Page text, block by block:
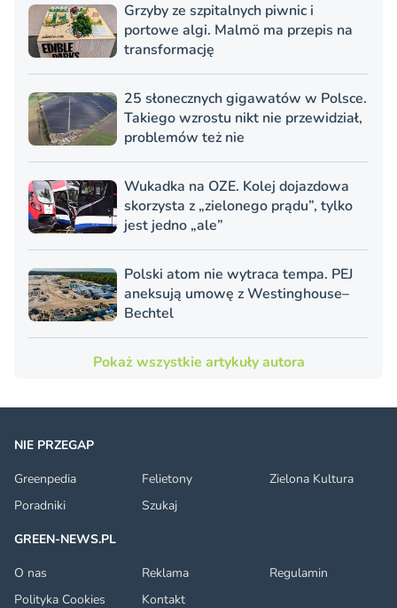
Grzyby ze szpitalnych piwnic i
portowe algi. Malmö ma przepis na
transformację
25 słonecznych gigawatów w Polsce.
Takiego wzrostu nikt nie przewidział,
problemów też nie
Wukadka na OZE. Kolej dojazdowa
skorzysta z „zielonego prądu”, tylko
jest jedno „ale”
Polski atom nie wytraca tempa. PEJ
aneksują umowę z Westinghouse–
Bechtel
Pokaż wszystkie artykuły autora
NIE PRZEGAP
Greenpedia
Felietony
Zielona Kultura
Poradniki
Szukaj
GREEN-NEWS.PL
O nas
Reklama
Regulamin
Polityka Cookies
Kontakt